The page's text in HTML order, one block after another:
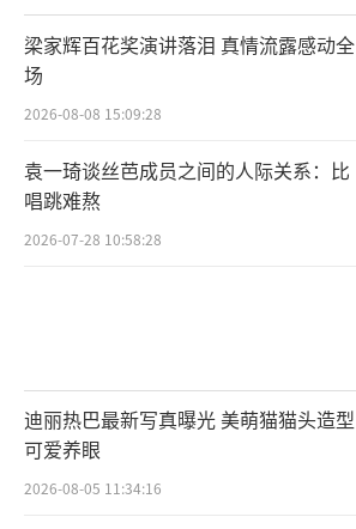
梁家辉百花奖演讲落泪 真情流露感动全
场
2026-08-08 15:09:28
袁一琦谈丝芭成员之间的人际关系：比
唱跳难熬
2026-07-28 10:58:28
迪丽热巴最新写真曝光 美萌猫猫头造型
可爱养眼
2026-08-05 11:34:16